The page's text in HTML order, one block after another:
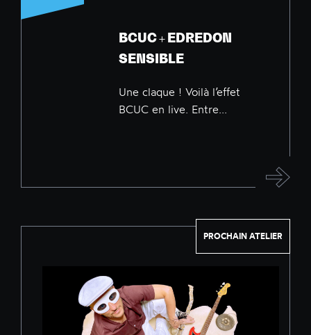
BCUC + EDREDON
SENSIBLE
Une claque ! Voilà l’effet
BCUC en live. Entre...
PROCHAIN ATELIER